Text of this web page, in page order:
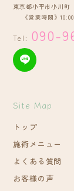
東京都小平市小川町
《営業時間》10:00
Tel: 090-
Site Map
トップ
施術メニュー
よくある質問
お客様の声